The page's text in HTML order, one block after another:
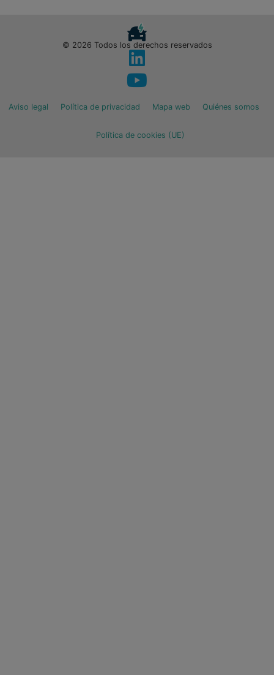
© 2026 Todos los derechos reservados
Aviso legal Política de privacidad Mapa web Quiénes somos
Política de cookies (UE)